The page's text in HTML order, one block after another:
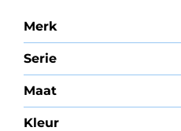
Merk
Serie
Maat
Kleur